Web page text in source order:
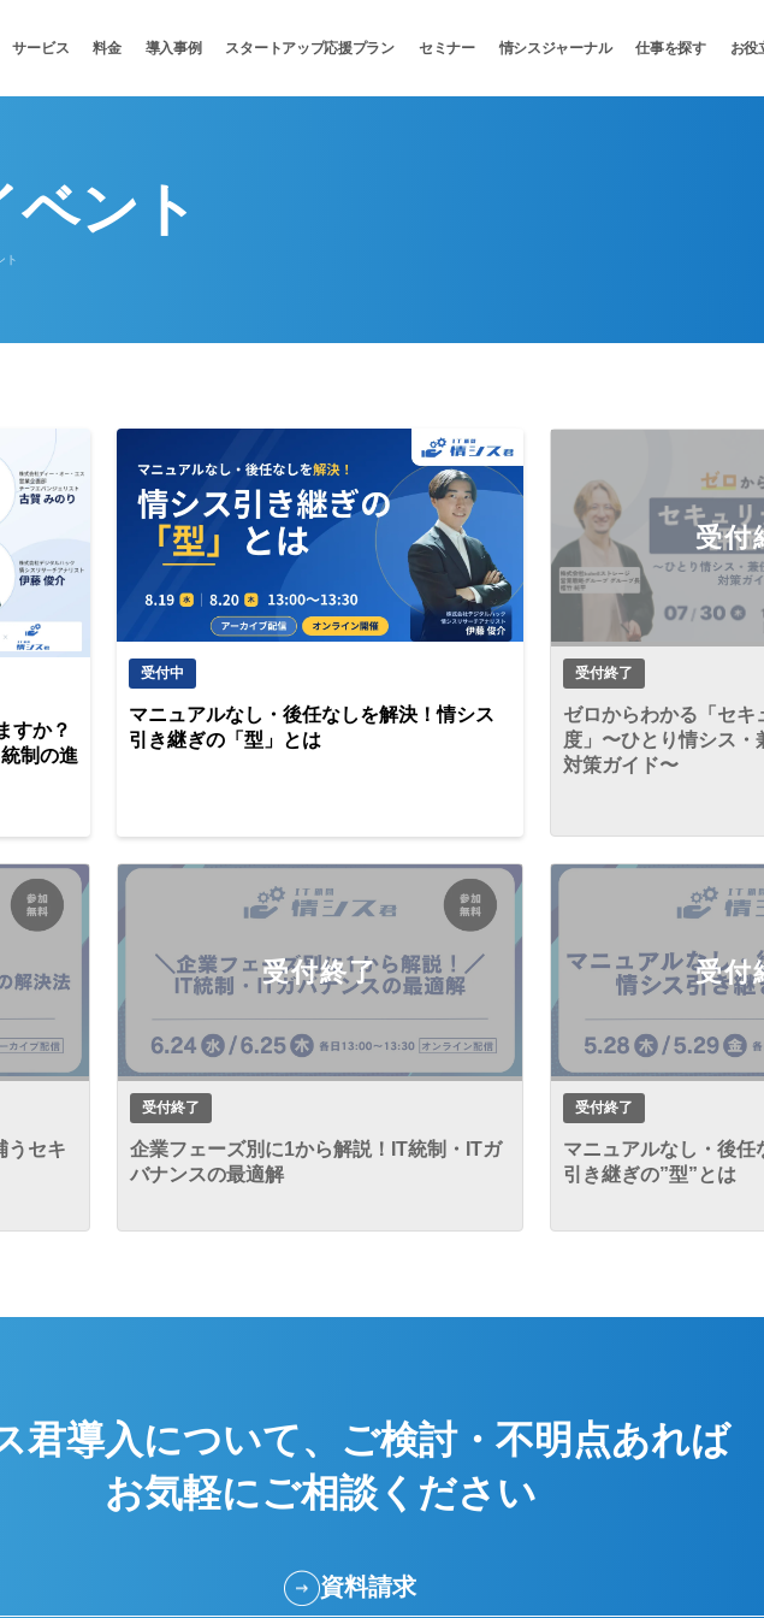
サービス 料金 導入事例 スタートアップ応援プラン セミナー 情シスジャーナル 仕事を探す お役
ント
ト
すか？
制の進
受付中
マニュアルなし・後任なしを解決！情シス
引き継ぎの「型」とは
受付
受付終了
ゼロからわかる「セキ
度」〜ひとり情シス・
対策ガイド〜
うセキ
受付終了
受付終了
企業フェーズ別に1から解説！IT統制・ITガ
バナンスの最適解
受付
受付終了
マニュアルなし・後任
引き継ぎの”型”とは
君導入について、 ご検討・不明点あれば
お気軽にご相談ください
資料請求